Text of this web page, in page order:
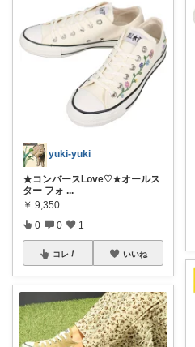
yuki-yuki
★コンバースLove♡★オールス
ター フォ ...
￥ 9,350
0 0 1
コレ いいね